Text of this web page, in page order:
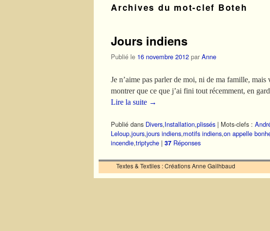
Archives du mot-clef Boteh
Jours indiens
Publié le 16 novembre 2012 par Anne
Je n’aime pas parler de moi, ni de ma famille,
montrer que ce que j’ai fini tout récemment, en
Lire la suite →
Publié dans Divers,Installation,plissés | Mots-clefs :
Leloup,jours,jours indiens,motifs indiens,on appelle
incendie,triptyche | 37 Réponses
Textes & Textiles : Créations Anne Gailhbaud